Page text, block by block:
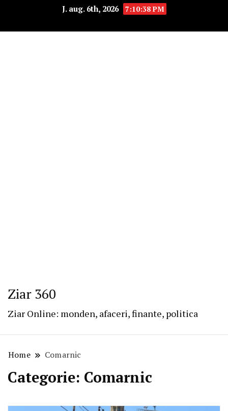
J. aug. 6th, 2026 7:10:38 PM
Ziar 360
Ziar Online: monden, afaceri, finante, politica
Home Comarnic
Categorie: Comarnic